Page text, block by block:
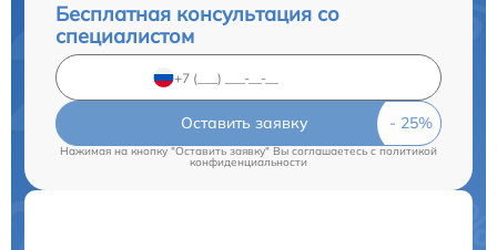
Бесплатная консультация со
специалистом
Оставить заявку
Нажимая на кнопку "Оставить заявку" Вы соглашаетесь c политикой
конфиденциальности